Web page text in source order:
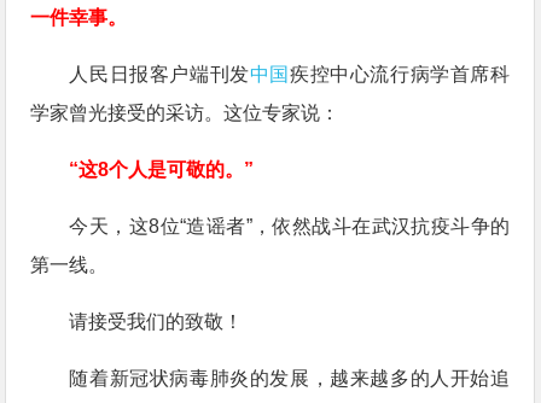
一件幸事。
人民日报客户端刊发中国疾控中心流行病学首席科
学家曾光接受的采访。这位专家说：
“这8个人是可敬的。”
今天，这8位“造谣者”，依然战斗在武汉抗疫斗争的
第一线。
请接受我们的致敬！
随着新冠状病毒肺炎的发展，越来越多的人开始追